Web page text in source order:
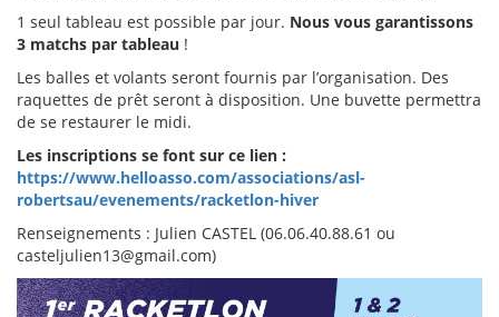
1 seul tableau est possible par jour. Nous vous garantissons
3 matchs par tableau !
Les balles et volants seront fournis par l’organisation. Des
raquettes de prêt seront à disposition. Une buvette permettra
de se restaurer le midi.
Les inscriptions se font sur ce lien :
https://www.helloasso.com/associations/asl-
robertsau/evenements/racketlon-hiver
Renseignements : Julien CASTEL (06.06.40.88.61 ou
casteljulien13@gmail.com)